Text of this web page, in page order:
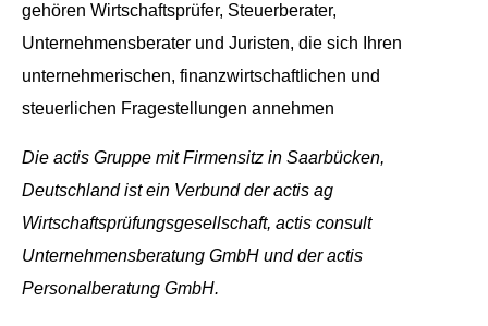
gehören Wirtschaftsprüfer, Steuerberater,
Unternehmensberater und Juristen, die sich Ihren
unternehmerischen, finanzwirtschaftlichen und
steuerlichen Fragestellungen annehmen
Die actis Gruppe mit Firmensitz in Saarbücken,
Deutschland ist ein Verbund der actis ag
Wirtschaftsprüfungsgesellschaft, actis consult
Unternehmensberatung GmbH und der actis
Personalberatung GmbH.